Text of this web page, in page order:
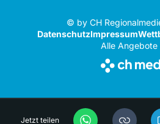
Jetzt teilen
© by CH
DatenschutzImpressum
Alle Angebote